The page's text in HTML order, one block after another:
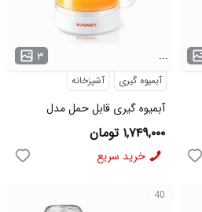
۳ ...
آبمیوه گیری آشپزخانه
آبمیوه گیری قابل حمل مدل
48619
۱,۷۴۹,۰۰۰ تومان
خرید سریع
40